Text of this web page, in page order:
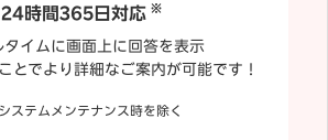
24時間365日対応※
タイムに画面上に回答を表示
とでより詳細なご案内が可能です！
システムメンテナンス時を除く